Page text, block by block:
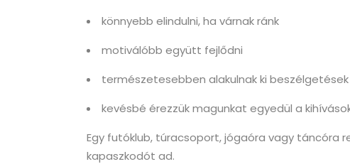
könnyebb elindulni, ha várnak ránk
motiválóbb együtt fejlődni
természetesebben alakulnak ki beszélgetések
kevésbé érezzük magunkat egyedül a
Egy futóklub, túracsoport, jógaóra vagy táncóra
kapaszkodót ad.